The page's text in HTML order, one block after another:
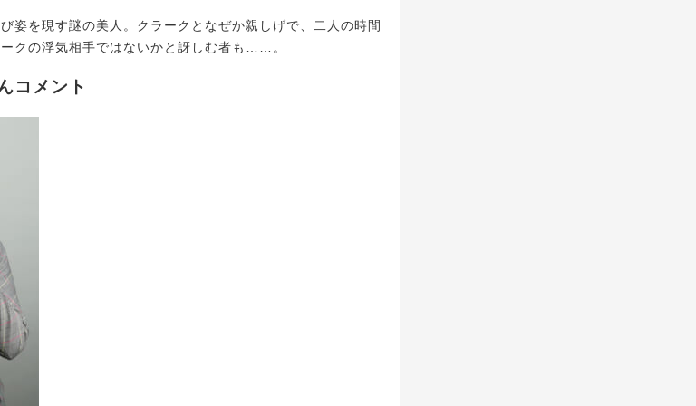
姿を現す謎の美人。クラークとなぜか親しげで、二人の時間
クの浮気相手ではないかと訝しむ者も……。
コメント